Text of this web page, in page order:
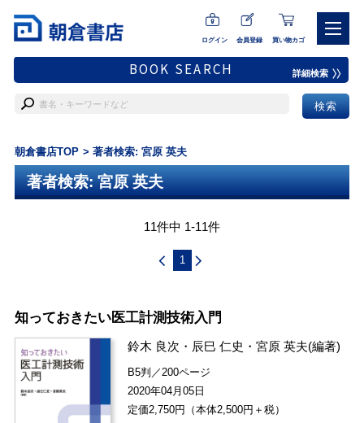
ログイン 会員登録 買い物カゴ
BOOK SEARCH 詳細検索
朝倉書店TOP 著者検索: 宮原 英夫
著者検索: 宮原 英夫
11件中 1-11件
1
知っておきたい医工計測技術入門
鈴木 良次 ・ 辰巳 仁史 ・宮原 英夫(編著)
B5判／200ページ
2020年04月05日
定価2,750円（本体2,500円＋税）